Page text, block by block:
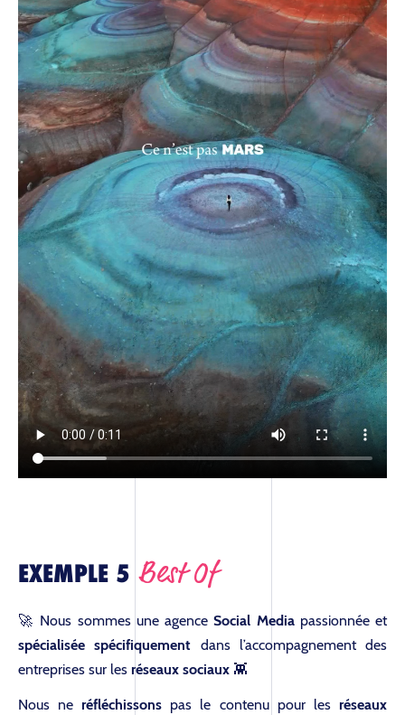
EXEMPLE 5 Best Of
🚀 Nous sommes une agenceSocial Mediapassionnée et
spécialisée spécifiquement dans l’accompagnement des
entreprises sur les réseaux sociaux 👾
Nous ne réfléchissons pas le contenu pour les réseaux
L’AGENCE